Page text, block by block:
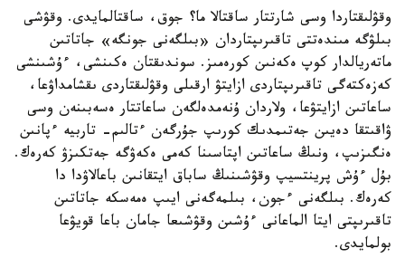
وقۋلىقتاردا وسى شارتتار ساقتالا ما؟ جوق، ساقتالمايدى. وقۋشى
بىلۋگە مىندەتتى تاقىرىپتاردان «بىلگەنى جونگە» جاتاتىن
ماتەريالدار كوپ ەكەنىن كورەمىز. سوندىقتان ەكىنشى، ءۇشىنشى
كەزەكتەگى تاقىرىپتاردى ازايتۋ ارقىلى وقۋلىقتاردى ىقشامداۋعا،
ساعاتىن ازايتۋعا، ولاردان ۇنەمدەلگەن ساعاتتار ەسەبىنەن وسى
ۋاقىتقا دەيىن جەتىمدىك كورىپ جۇرگەن ءتالىم- تاربيە ءپانىن
ەنگىزىپ، ونىڭ ساعاتىن اپتاسىنا كەمى ەكەۋگە جەتكىزۋ كەرەك.
بۇل ءۇش پرينتسيپ وقۋشىنىڭ ساباق ايتقانىن باعالاۋدا دا
كەرەك. بىلگەنى ءجون، بىلمەگەنى ايىپ ەمەسكە جاتاتىن
تاقىرىپتى ايتا الماعانى ءۇشىن وقۋشىعا جامان باعا قويۋعا
بولمايدى.